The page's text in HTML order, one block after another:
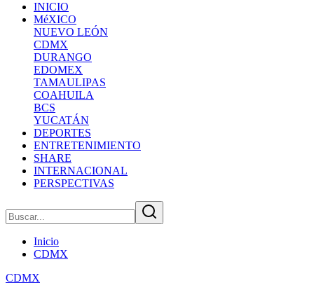
INICIO
MéXICO
NUEVO LEÓN
CDMX
DURANGO
EDOMEX
TAMAULIPAS
COAHUILA
BCS
YUCATÁN
DEPORTES
ENTRETENIMIENTO
SHARE
INTERNACIONAL
PERSPECTIVAS
Inicio
CDMX
CDMX